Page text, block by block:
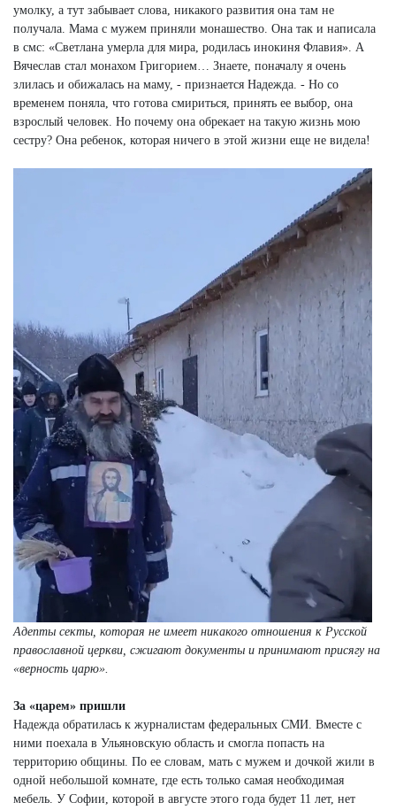
умолку, а тут забывает слова, никакого развития она там не
получала. Мама с мужем приняли монашество. Она так и написала
в смс: «Светлана умерла для мира, родилась инокиня Флавия». А
Вячеслав стал монахом Григорием… Знаете, поначалу я очень
злилась и обижалась на маму, - признается Надежда. - Но со
временем поняла, что готова смириться, принять ее выбор, она
взрослый человек. Но почему она обрекает на такую жизнь мою
сестру? Она ребенок, которая ничего в этой жизни еще не видела!
Адепты секты, которая не имеет никакого отношения к Русской
православной церкви, сжигают документы и принимают присягу на
«верность царю».
За «царем» пришли
Надежда обратилась к журналистам федеральных СМИ. Вместе с
ними поехала в Ульяновскую область и смогла попасть на
территорию общины. По ее словам, мать с мужем и дочкой жили в
одной небольшой комнате, где есть только самая необходимая
мебель. У Софии, которой в августе этого года будет 11 лет, нет